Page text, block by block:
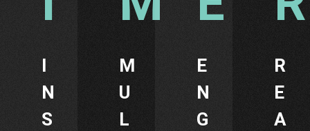
I
N
S
M
U
L
E
N
G
R
E
A